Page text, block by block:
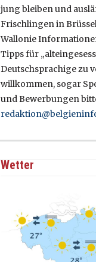
jung bleiben und
Frischlingen in
Wallonie
Tipps für
Deutschsprachige zu
willkommen, sogar
und Bewerbungen
Wetter